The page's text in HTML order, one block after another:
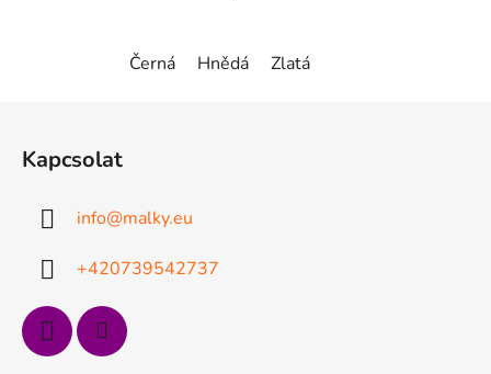
Černá Hnědá Zlatá
Kapcsolat
info@malky.eu
+420739542737